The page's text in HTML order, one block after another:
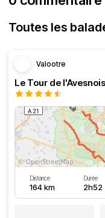
Toutes les
Valootre
Le Tour de l'Avesnois
Distance
164 km
Durée
2h52